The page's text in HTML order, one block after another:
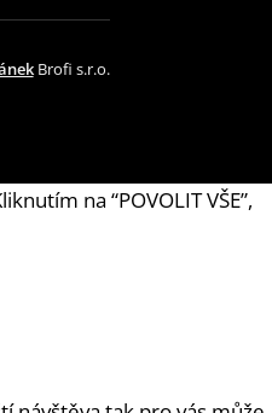
Brofi s.r.o.
na “POVOLIT VŠE”,